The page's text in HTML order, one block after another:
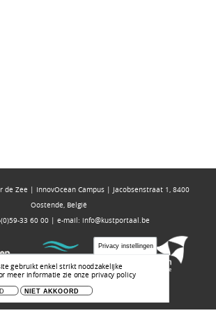
de Zee | InnovOcean Campus | Jacobsenstraat 1, 8400
Oostende, België
33 60 00 | e-mail: info@kustportaal.be
Privacy instellingen
gebruikt enkel strikt noodzakelijke
meer informatie zie onze privacy policy
NIET AKKOORD